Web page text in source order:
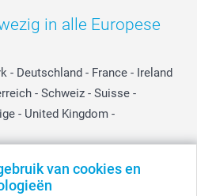
van cookies en
in alle Europese
- Deutschland - France - Ireland
- Schweiz - Suisse -
- United Kingdom -
BTW en exclusief verzendkosten.